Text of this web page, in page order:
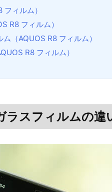
ィルム）
R8 フィルム）
（AQUOS R8 フィルム）
R8 フィルム）
ラスフィルムの違